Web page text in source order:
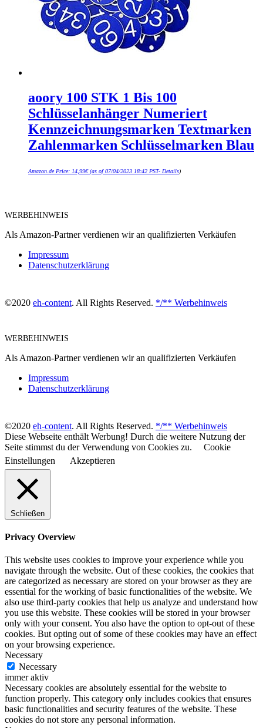
aoory 100 STK 1 Bis 100
Schlüsselanhänger Numeriert
Kennzeichnungsmarken Textmarken
Zahlenmarken Schlüsselmarken Blau
Amazon.de Price: 14,99€(as of 07/04/2023 18:42 PST- Details)
WERBEHINWEIS
Als Amazon-Partner verdienen wir an qualifizierten Verkäufen
Impressum
Datenschutzerklärung
©2020 eh-content. All Rights Reserved. */** Werbehinweis
WERBEHINWEIS
Als Amazon-Partner verdienen wir an qualifizierten Verkäufen
Impressum
Datenschutzerklärung
©2020 eh-content. All Rights Reserved. */** Werbehinweis
Diese Webseite enthält Werbung! Durch die weitere Nutzung der
Seite stimmst du der Verwendung von Cookies zu.
Cookie
Einstellungen
Akzeptieren
Schließen
Privacy Overview
This website uses cookies to improve your experience while you
navigate through the website. Out of these cookies, the cookies that
are categorized as necessary are stored on your browser as they are
essential for the working of basic functionalities of the website. We
also use third-party cookies that help us analyze and understand how
you use this website. These cookies will be stored in your browser
only with your consent. You also have the option to opt-out of these
cookies. But opting out of some of these cookies may have an effect
on your browsing experience.
Necessary
Necessary
immer aktiv
Necessary cookies are absolutely essential for the website to
function properly. This category only includes cookies that ensures
basic functionalities and security features of the website. These
cookies do not store any personal information.